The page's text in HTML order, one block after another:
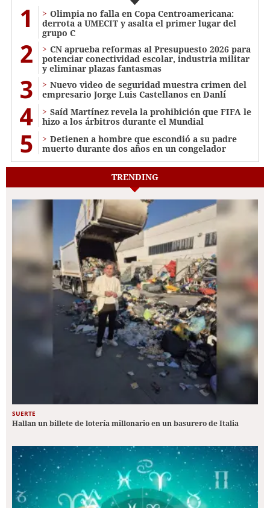
1
Olimpia no falla en Copa Centroamericana:
derrota a UMECIT y asalta el primer lugar del
grupo C
2
CN aprueba reformas al Presupuesto 2026 para
potenciar conectividad escolar, industria militar
y eliminar plazas fantasmas
3
Nuevo video de seguridad muestra crimen del
empresario Jorge Luis Castellanos en Danlí
4
Saíd Martínez revela la prohibición que FIFA le
hizo a los árbitros durante el Mundial
5
Detienen a hombre que escondió a su padre
muerto durante dos años en un congelador
TRENDING
SUERTE
Hallan un billete de lotería millonario en un basurero de Italia